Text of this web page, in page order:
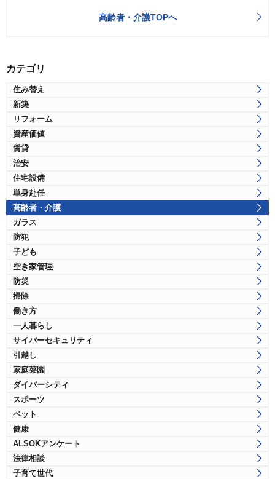
高齢者・介護TOPへ
カテゴリ
住み替え
新築
リフォーム
資産価値
賃貸
治安
住宅設備
単身赴任
高齢者・介護
ガラス
防犯
子ども
空き家管理
防災
掃除
働き方
一人暮らし
サイバーセキュリティ
引越し
家庭菜園
ダイバーシティ
スポーツ
ペット
健康
ALSOKアンケート
法律相談
子育て世代